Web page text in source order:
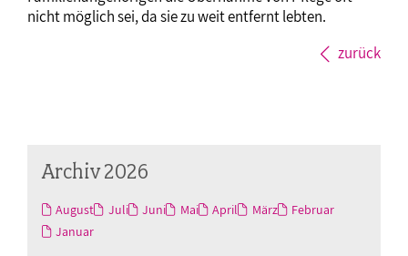
nicht möglich sei, da sie zu weit entfernt lebten.
zurück
Archiv 2026
August Juli Juni Mai April März
Februar
Januar